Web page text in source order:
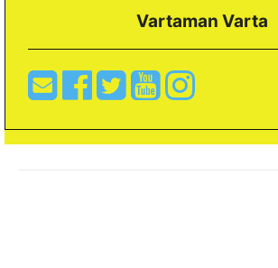
Vartaman Varta